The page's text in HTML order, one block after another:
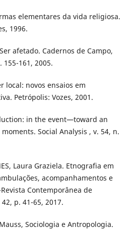
elementares da vida religiosa.
1996.
Ser afetado. Cadernos de Campo,
155-161, 2005.
local: novos ensaios em
Petrópolis: Vozes, 2001.
in the event—toward an
Social Analysis , v. 54, n.
Laura Graziela. Etnografia em
acompanhamentos e
Contemporânea de
p. 41-65, 2017.
Sociologia e Antropologia.